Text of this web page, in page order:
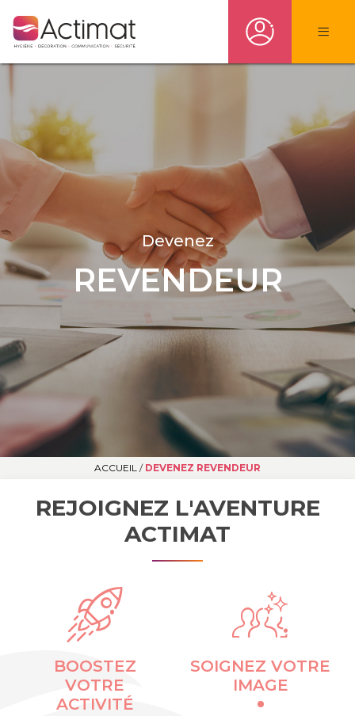
Devenez
REVENDEUR
ACCUEIL / DEVENEZ REVENDEUR
REJOIGNEZ L'AVENTURE
ACTIMAT
BOOSTEZ
VOTRE
ACTIVITÉ
SOIGNEZ VOTRE
IMAGE